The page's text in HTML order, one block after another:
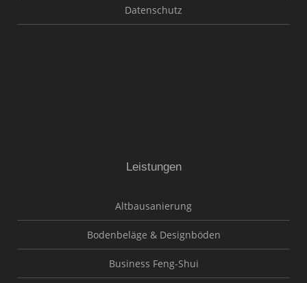
Datenschutz
Leistungen
Altbausanierung
Bodenbeläge & Designböden
Business Feng-Shui